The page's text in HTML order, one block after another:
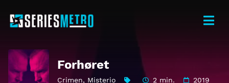
Forhøret
Crimen, Misterio 2 min. 2019